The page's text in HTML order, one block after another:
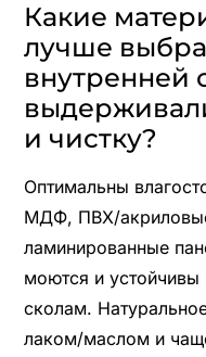
Какие
лучше
внутренней
и чистку?
Оптимальны
МДФ, ПВХ/
ламинированные
моются и устойчивы
сколам.
лаком/маслом и